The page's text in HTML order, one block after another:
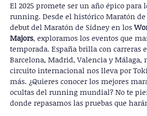
El 2025 promete ser un año épico para
running. Desde el histórico Maratón
debut del Maratón de Sídney en los
Majors, exploramos los eventos que
temporada. España brilla con carreras
Barcelona, Madrid, Valencia y Málaga,
circuito internacional nos lleva por
más. ¿Quieres conocer los mejores
ocultas del running mundial? No te
donde repasamos las pruebas que